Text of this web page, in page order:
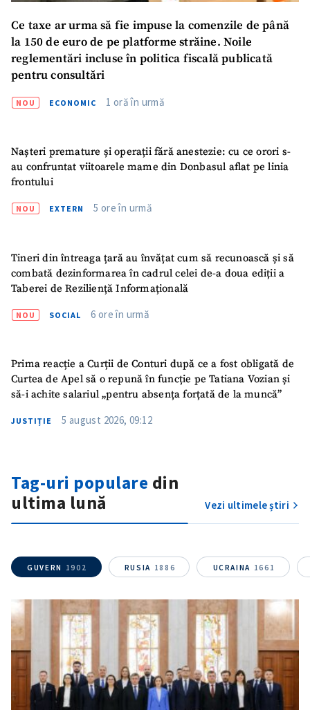
Ce taxe ar urma să fie impuse la comenzile de până
la 150 de euro de pe platforme străine. Noile
reglementări incluse în politica fiscală publicată
pentru consultări
NOU ECONOMIC 1 oră în urmă
Nașteri premature și operații fără anestezie: cu ce orori s-
au confruntat viitoarele mame din Donbasul aflat pe linia
frontului
NOU EXTERN 5 ore în urmă
Tineri din întreaga țară au învățat cum să recunoască și să
combată dezinformarea în cadrul celei de-a doua ediții a
Taberei de Reziliență Informațională
NOU SOCIAL 6 ore în urmă
Prima reacție a Curții de Conturi după ce a fost obligată de
Curtea de Apel să o repună în funcție pe Tatiana Vozian și
să-i achite salariul „pentru absența forțată de la muncă”
JUSTIȚIE 5 august 2026, 09:12
Tag-uri populare din
ultima lună
Vezi ultimele știri
GUVERN 1902 RUSIA 1886 UCRAINA 1661